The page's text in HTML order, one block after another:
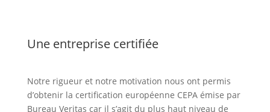
Une entreprise certifiée
Notre rigueur et notre motivation nous ont permis
d’obtenir la certification européenne CEPA émise par
Bureau Veritas car il s’agit du plus haut niveau de